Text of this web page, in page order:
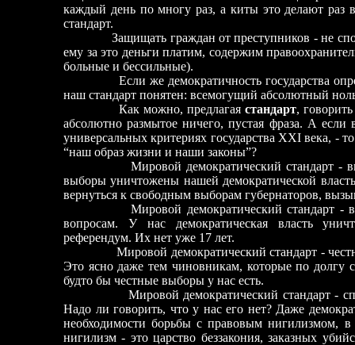
каждый день по многу раз, а киты это делают раз
стандарт.
Защищать граждан от преступников -не
ему за это деньги платим, содержим
больные и бессильные).
Если же демократичность государства
наш стандарт понятен: всемогущий абсолютный
Как можно, предлагая стандарт,
абсолютно размытое ничего, пустая фраза. А если
универсальных критериях государства XXI века, -то
“наш образ жизни и наши законы”?
Мировой демократический стандарт -
выборы уничтожены нашей демократической
вернуться к свободным выборам губернаторов,
Мировой демократический стандарт -
вопросам. У нас демократическая власть
референдум. Их нет уже 17 лет.
Мировой демократический стандарт -
Это ясно даже тем чиновникам, которые по долгу
будто бы честные выборы у нас есть.
Мировой демократический стандарт-
Надо ли говорить, что у нас его нет? Даже
необходимости борьбы с правовым нигилизмом, в
нигилизм- это царство беззакония, заказных